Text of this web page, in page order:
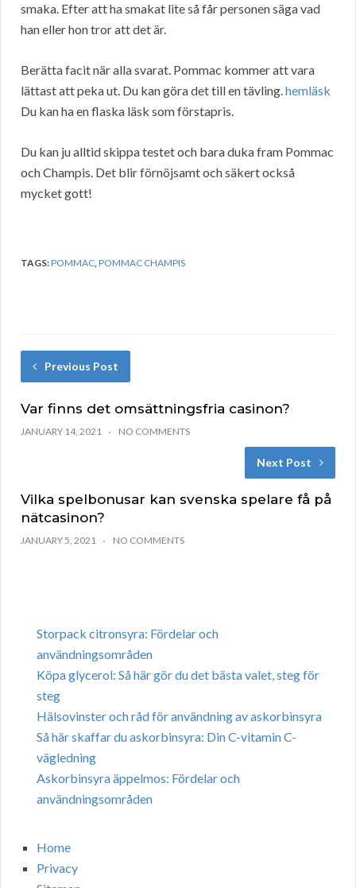
smaka. Efter att ha smakat lite så får personen säga vad
han eller hon tror att det är.
Berätta facit när alla svarat. Pommac kommer att vara
lättast att peka ut. Du kan göra det till en tävling.hemläsk
Du kan ha en flaska läsk som förstapris.
Du kan ju alltid skippa testet och bara duka fram Pommac
och Champis. Det blir förnöjsamt och säkert också
mycket gott!
TAGS:POMMAC,POMMAC CHAMPIS
Previous Post
Var finns det omsättningsfria casinon?
JANUARY 14, 2021 NO COMMENTS
Next Post
Vilka spelbonusar kan svenska spelare få på
nätcasinon?
JANUARY 5, 2021 NO COMMENTS
Storpack citronsyra: Fördelar och
användningsområden
Köpa glycerol: Så här gör du det bästa valet, steg för
steg
Hälsovinster och råd för användning av askorbinsyra
Så här skaffar du askorbinsyra: Din C-vitamin C-
vägledning
Askorbinsyra äppelmos: Fördelar och
användningsområden
Home
Privacy